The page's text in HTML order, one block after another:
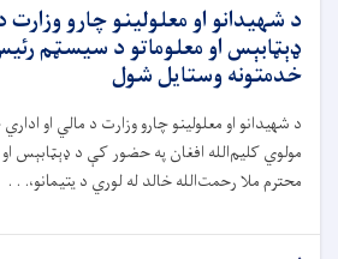
د شهیدانو او معلولینو چارو
ډېټابېس او معلوماتو د سیسټم
خدمتونه وستایل شول
د شهیدانو او معلولینو چارو وزارت د مالي او
مولوي کلیم‌الله افغان په حضور کې د ډېټابېس
محترم ملا رحمت‌الله خالد له لوري د یتیمانو،. . .